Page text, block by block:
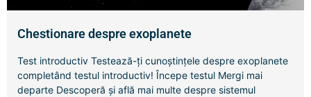
Chestionare despre exoplanete
Test introductiv Testează-ți cunoștințele despre exoplanete
completând testul introductiv! Începe testul Mergi mai
departe Descoperă și află mai multe despre sistemul